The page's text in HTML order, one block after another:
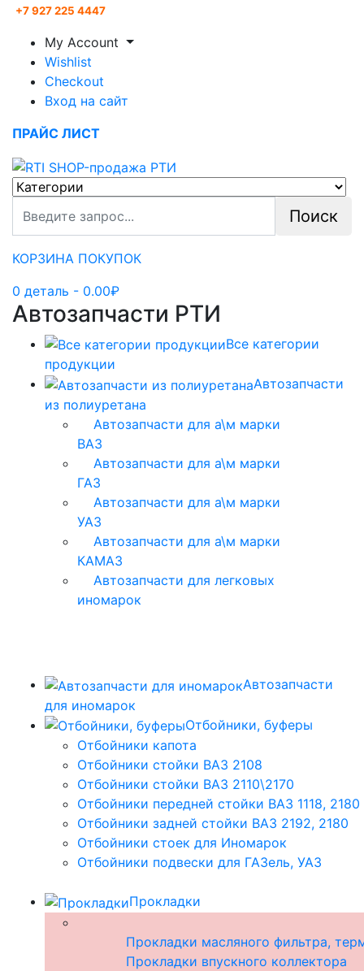
+7 927 225 4447
My Account
Wishlist
Checkout
Вход на сайт
ПРАЙС ЛИСТ
Поиск
КОРЗИНА ПОКУПОК
0 деталь - 0.00₽
Автозапчасти РТИ
Все категории
продукции
Автозапчасти
из полиуретана
Автозапчасти для а\м марки
ВАЗ
Автозапчасти для а\м марки
ГАЗ
Автозапчасти для а\м марки
УАЗ
Автозапчасти для а\м марки
КАМАЗ
Автозапчасти для легковых
иномарок
Автозапчасти
для иномарок
Отбойники, буферы
Отбойники капота
Отбойники стойки ВАЗ 2108
Отбойники стойки ВАЗ 2110\2170
Отбойники передней стойки ВАЗ 1118, 2180
Отбойники задней стойки ВАЗ 2192, 2180
Отбойники стоек для Иномарок
Отбойники подвески для ГАЗель, УАЗ
Прокладки
Прокладки масляного фильтра,
Прокладки впускного коллектора